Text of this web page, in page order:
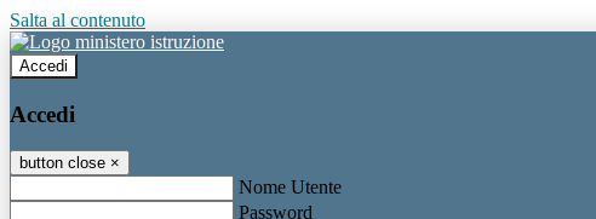
Salta al contenuto
Accedi
Accedi
button close ×
Nome Utente
Password